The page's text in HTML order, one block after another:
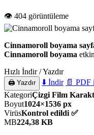
👁️ 404 görüntüleme
Cinnamoroll boyama
Cinnamoroll boyama
Hızlı İndir / Yazdır
🖨️ Yazdır ⬇️ İndir 📄 PDF
KategoriÇizgi Film
Boyut1024×1536 px
VirüsKontrol edildi ✅
MB224,38 KB